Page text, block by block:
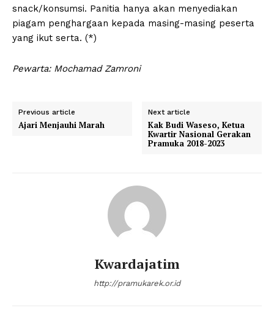
snack/konsumsi. Panitia hanya akan menyediakan
piagam penghargaan kepada masing-masing peserta
yang ikut serta. (*)
Pewarta: Mochamad Zamroni
Previous article
Ajari Menjauhi Marah
Next article
Kak Budi Waseso, Ketua
Kwartir Nasional Gerakan
Pramuka 2018-2023
Kwardajatim
http://pramukarek.or.id